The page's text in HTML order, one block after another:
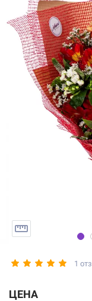
1
ЦЕНА